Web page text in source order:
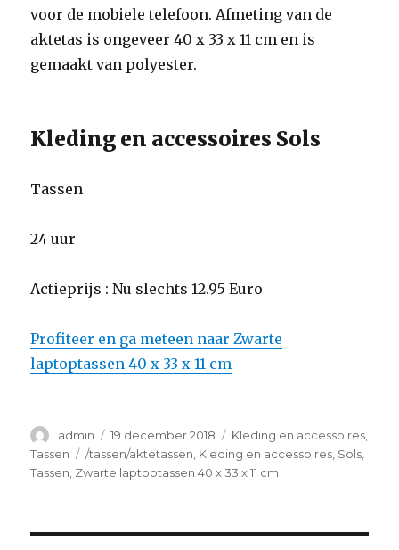
voor de mobiele telefoon. Afmeting van de
aktetas is ongeveer 40 x 33 x 11 cm en is
gemaakt van polyester.
Kleding en accessoires Sols
Tassen
24 uur
Actieprijs : Nu slechts 12.95 Euro
Profiteer en ga meteen naar Zwarte
laptoptassen 40 x 33 x 11 cm
Auteur
admin
Geplaatst
op
19 december 2018 Categorieën
Kleding en accessoires,
Tassen
Tags
/tassen/aktetassen, Kleding en accessoires, Sols,
Tassen, Zwarte laptoptassen 40 x 33 x 11 cm